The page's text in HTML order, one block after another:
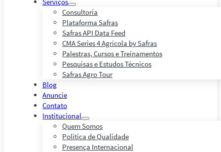
Consultoria
Plataforma Safras
Safras API Data Feed
CMA Series 4 Agrícola by Safras
Palestras, Cursos e Treinamentos
Pesquisas e Estudos Técnicos
Safras Agro Tour
Blog
Anuncie
Contato
Institucional
Quem Somos
Política de Qualidade
Presença Internacional